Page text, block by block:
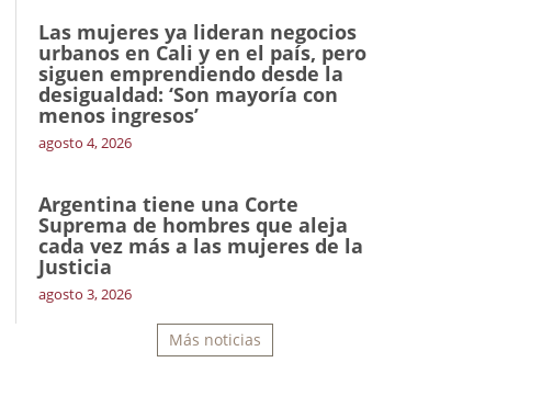
Las mujeres ya lideran negocios
urbanos en Cali y en el país, pero
siguen emprendiendo desde la
desigualdad: ‘Son mayoría con
menos ingresos’
agosto 4, 2026
Argentina tiene una Corte
Suprema de hombres que aleja
cada vez más a las mujeres de la
Justicia
agosto 3, 2026
Más noticias